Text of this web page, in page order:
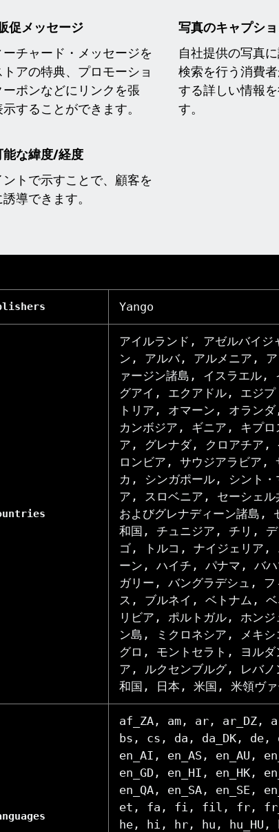
促メッセージ
チャード・メッセージを
アの特典、プロモーショ
ポンなどにリンクを張
することができます。
写真のキャプシ
自社提供の写真
検索を行う消費
する詳しい情報
す。
能な緯度/経度
トで示すことで、顧客を
導できます。
Yango
アイルランド, アゼルバイ
ン, アルバ, アルメニア, ア
ァージン諸島, イスラエル
グアイ, エクアドル, エジ
トリア, オマーン, オラン
カンボジア, ギニア, キプ
ア, グレナダ, クロアチア,
ロンビア, サウジアラビア,
カ, シンガポール, シント
ア, スロベニア, セーシェル
およびグレナディーン諸島
和国, チュニジア, チリ, デ
ゴ, トルコ, ナイジェリア,
ーン, ハイチ, パナマ, バ
ガリー, バングラデシュ,
ス, ブルネイ, ベトナム,
リビア, ポルトガル, ホン
ン島, ミクロネシア, メキ
グロ, モントセラト, ヨル
ア, ルクセンブルグ, レバ
和国, 日本, 米国, 米領ヴァ
af_ZA, am, ar, ar_DZ,
bs, cs, da, da_DK, de,
en_AI, en_AS, en_AU,
en_GD, en_HI, en_HK,
en_QA, en_SA, en_SE,
et, fa, fi, fil, fr,
he, hi, hr, hu,